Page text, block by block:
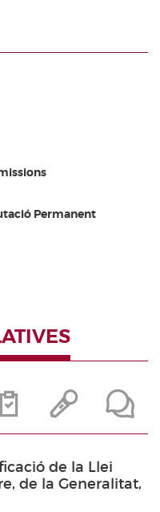
Permanent
de la Llei
de la Generalitat,